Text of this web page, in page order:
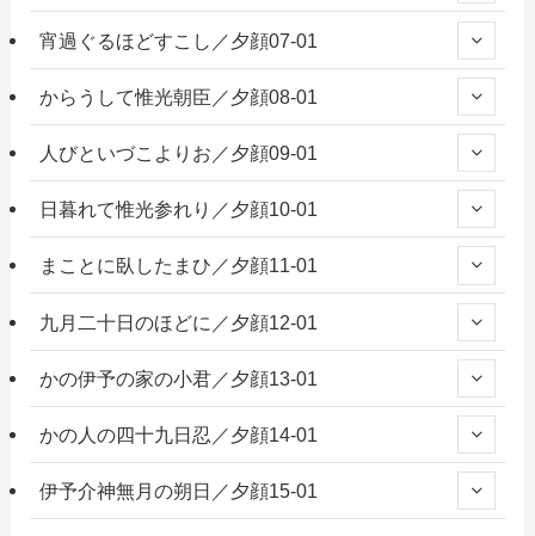
宵過ぐるほどすこし／夕顔07-01
からうして惟光朝臣／夕顔08-01
人びといづこよりお／夕顔09-01
日暮れて惟光参れり／夕顔10-01
まことに臥したまひ／夕顔11-01
九月二十日のほどに／夕顔12-01
かの伊予の家の小君／夕顔13-01
かの人の四十九日忍／夕顔14-01
伊予介神無月の朔日／夕顔15-01